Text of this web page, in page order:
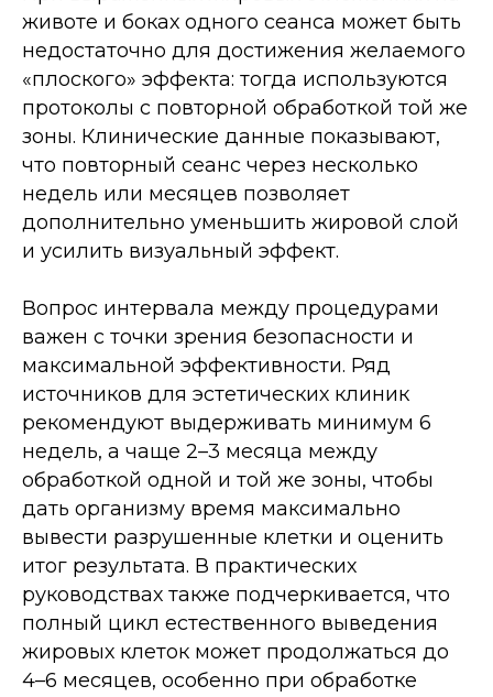
животе и боках одного сеанса может быть
недостаточно для достижения желаемого
«плоского» эффекта: тогда используются
протоколы с повторной обработкой той же
зоны. Клинические данные показывают,
что повторный сеанс через несколько
недель или месяцев позволяет
дополнительно уменьшить жировой слой
и усилить визуальный эффект.
Вопрос интервала между процедурами
важен с точки зрения безопасности и
максимальной эффективности. Ряд
источников для эстетических клиник
рекомендуют выдерживать минимум 6
недель, а чаще 2–3 месяца между
обработкой одной и той же зоны, чтобы
дать организму время максимально
вывести разрушенные клетки и оценить
итог результата. В практических
руководствах также подчеркивается, что
полный цикл естественного выведения
жировых клеток может продолжаться до
4–6 месяцев, особенно при обработке